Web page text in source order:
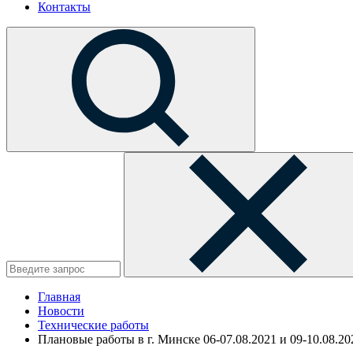
Контакты
Главная
Новости
Технические работы
Плановые работы в г. Минске 06-07.08.2021 и 09-